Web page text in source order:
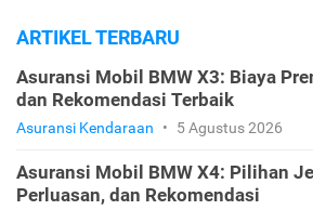
ARTIKEL TERBARU
Asuransi Mobil BMW X3: Biaya
dan Rekomendasi Terbaik
Asuransi Kendaraan • 5 Agustus 2026
Asuransi Mobil BMW X4: Pilihan
Perluasan, dan Rekomendasi